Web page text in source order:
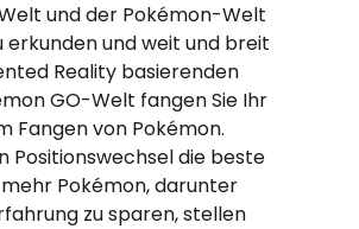
und der Pokémon-Welt
erkunden und weit und breit
Reality basierenden
GO-Welt fangen Sie Ihr
Fangen von Pokémon.
Positionswechsel die beste
Pokémon, darunter
zu sparen, stellen